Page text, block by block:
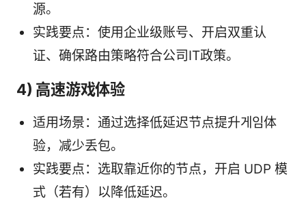
源。
实践要点：使用企业级账号、开启双重认
证、确保路由策略符合公司IT政策。
4) 高速游戏体验
适用场景：通过选择低延迟节点提升게임体
验，减少丢包。
实践要点：选取靠近你的节点，开启 UDP 模
式（若有）以降低延迟。